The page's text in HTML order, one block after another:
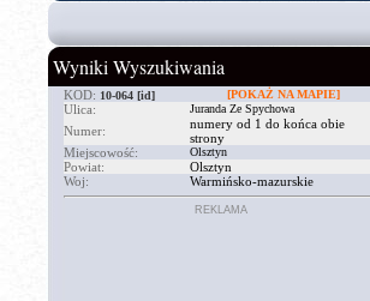
Wyniki Wyszukiwania
KOD: 10-064 [id] [POKAŻ NA MAPIE]
Ulica: Juranda Ze Spychowa
Numer:
numery od 1 do końca obie
strony
Miejscowość:
Olsztyn
Powiat:
Olsztyn
Woj:
Warmińsko-mazurskie
REKLAMA